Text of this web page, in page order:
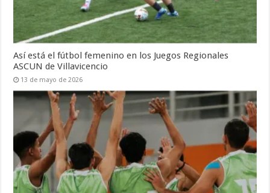
Así está el fútbol femenino en los Juegos Regionales
ASCUN de Villavicencio
13 de mayo de 2026